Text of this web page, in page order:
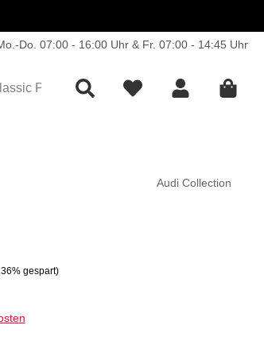
Do. 07:00 - 16:00 Uhr & Fr. 07:00 - 14:45 Uhr
Parts Sale Collection
Audi Collection
gespart)